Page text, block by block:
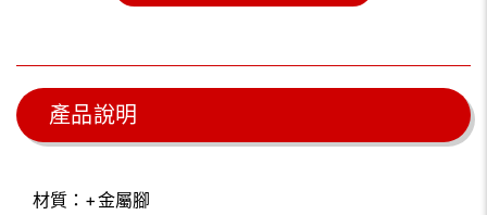
產品說明
材質：+金屬腳